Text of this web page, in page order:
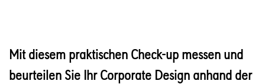
Mit diesem praktischen Check-up messen und
beurteilen Sie Ihr Corporate Design anhand der